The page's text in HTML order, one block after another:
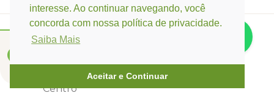
interesse. Ao continuar navegando, você
concorda com nossa política de privacidade.
Saiba Mais
Aceitar e Continuar
Três Lagoas - MS
Rua Eurídice Chagas Cruz, 2675
Centro